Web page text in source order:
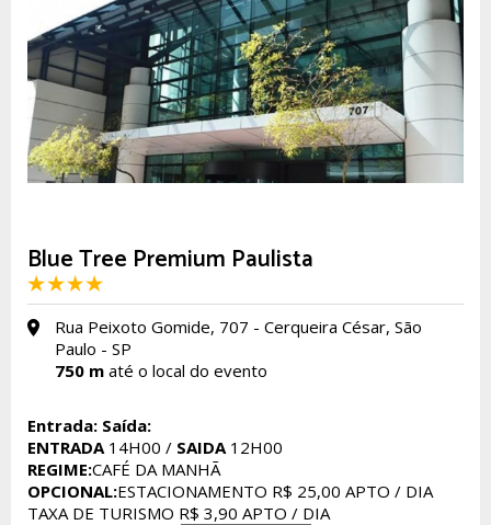
Blue Tree Premium Paulista
Rua Peixoto Gomide, 707 - Cerqueira César, São
Paulo - SP
750 m até o local do evento
Entrada: Saída:
ENTRADA14H00 / SAIDA12H00
REGIME:CAFÉ DA MANHÃ
OPCIONAL:ESTACIONAMENTO R$ 25,00 APTO / DIA
TAXA DE TURISMO R$ 3,90 APTO / DIA